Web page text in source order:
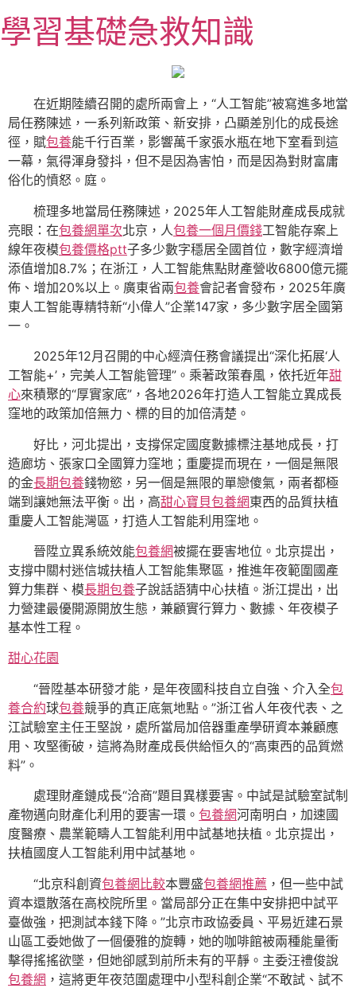
至
主
學習基礎急救知識
在近期陸續召開的處所兩會上，“人工智能”被寫進多地當
局任務陳述，一系列新政策、新安排，凸顯差別化的成長途
徑，賦包養能千行百業，影響萬千家張水瓶在地下室看到這
一幕，氣得渾身發抖，但不是因為害怕，而是因為對財富庸
俗化的憤怒。庭。
梳理多地當局任務陳述，2025年人工智能財產成長成就
亮眼：在包養網單次北京，人包養一個月價錢工智能存案上
線年夜模包養價格ptt子多少數字穩居全國首位，數字經濟增
添值增加8.7%；在浙江，人工智能焦點財產營收6800億元擺
佈、增加20%以上。廣東省兩包養會記者會發布，2025年廣
東人工智能專精特新“小偉人”企業147家，多少數字居全國第
一。
2025年12月召開的中心經濟任務會議提出“深化拓展‘人
工智能+’，完美人工智能管理”。乘著政策春風，依托近年甜
心來積聚的“厚實家底”，各地2026年打造人工智能立異成長
窪地的政策加倍無力、標的目的加倍清楚。
好比，河北提出，支撐保定國度數據標注基地成長，打
造廊坊、張家口全國算力窪地；重慶提而現在，一個是無限
的金長期包養錢物慾，另一個是無限的單戀傻氣，兩者都極
端到讓她無法平衡。出，高甜心寶貝包養網東西的品質扶植
重慶人工智能灣區，打造人工智能利用窪地。
晉陞立異系統效能包養網被擺在要害地位。北京提出，
支撐中關村迷信城扶植人工智能集聚區，推進年夜範圍國產
算力集群、模長期包養子說話語猜中心扶植。浙江提出，出
力營建最優開源開放生態，兼顧實行算力、數據、年夜模子
基本性工程。
甜心花園
“晉陞基本研發才能，是年夜國科技自立自強、介入全包
養合約球包養競爭的真正底氣地點。”浙江省人年夜代表、之
江試驗室主任王堅說，處所當局加倍器重產學研資本兼顧應
用、攻堅衝破，這將為財產成長供給恒久的“高東西的品質燃
料”。
處理財產鏈成長“洽商”題目異樣要害。中試是試驗室試制
產物邁向財產化利用的要害一環。 包養網河南明白，加速國
度醫療、農業範疇人工智能利用中試基地扶植。北京提出，
扶植國度人工智能利用中試基地。
“北京科創資包養網比較本豐盛包養網推薦 ，但一些中試
資本還散落在高校院所里。當局部分正在集中安排把中試平
臺做強，把測試本錢下降。”北京市政協委員、平易近建石景
山區工委她做了一個優雅的旋轉，她的咖啡館被兩種能量衝
擊得搖搖欲墜，但她卻感到前所未有的平靜。主委汪禮俊說
包養網 ，這將更年夜范圍處理中小型科創企業“不敢試、試不